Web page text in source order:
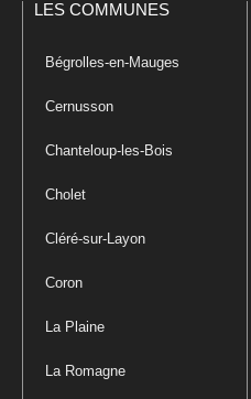
LES COMMUNES
Bégrolles-en-Mauges
Cernusson
Chanteloup-les-Bois
Cholet
Cléré-sur-Layon
Coron
La Plaine
La Romagne